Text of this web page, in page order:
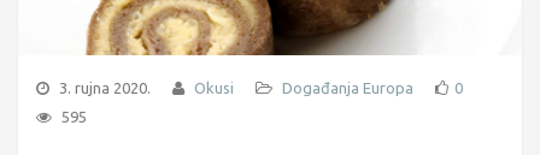
3. rujna 2020. Okusi Događanja Europa
0
595